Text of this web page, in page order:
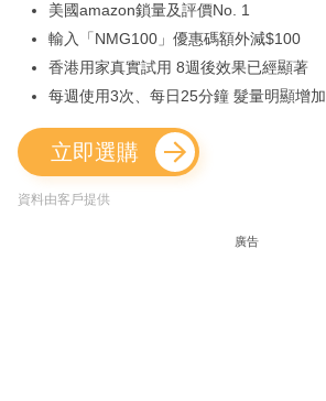
美國amazon鎖量及評價No. 1
輸入「NMG100」優惠碼額外減$100
香港用家真實試用 8週後效果已經顯著
每週使用3次、每日25分鐘 髮量明顯增加
立即選購
資料由客戶提供
廣告